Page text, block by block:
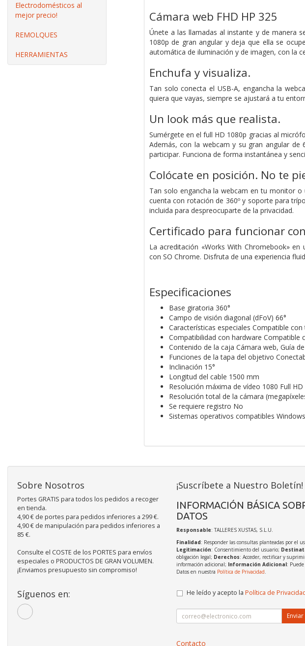
Electrodomésticos al
mejor precio!
REMOLQUES
HERRAMIENTAS
Cámara web FHD HP 325
Únete a las llamadas al instante y de manera
1080p de gran angular y deja que ella se
automática de iluminación y de imagen, con la
Enchufa y visualiza.
Tan solo conecta el USB-A, engancha la
quiera que vayas, siempre se ajustará a tu
Un look más que realista.
Sumérgete en el full HD 1080p gracias al
Además, con la webcam y su gran angular de
participar. Funciona de forma instantánea y
Colócate en posición. No te
Tan solo engancha la webcam en tu monitor
cuenta con rotación de 360º y soporte para
incluida para despreocuparte de la privacidad.
Certificado para funcionar
La acreditación «Works With Chromebook»
con SO Chrome. Disfruta de una experiencia
Especificaciones
Base giratoria 360°
Campo de visión diagonal (dFoV) 66°
Características especiales Compatible con
Compatibilidad con hardware Compatible
Contenido de la caja Cámara web, Guía
Funciones de la tapa del objetivo
Inclinación 15°
Longitud del cable 1500 mm
Resolución máxima de vídeo 1080 Full HD
Resolución total de la cámara
Se requiere registro No
Sistemas operativos compatibles
Sobre Nosotros
Portes GRATIS para todos los pedidos a recoger
en tienda.
4,90 € de portes para pedidos inferiores a 299 €.
4,90 € de manipulación para pedidos inferiores a
85 €.
Consulte el COSTE de los PORTES para envíos
especiales o PRODUCTOS DE GRAN VOLUMEN.
¡Enviamos presupuesto sin compromiso!
Síguenos en:
¡Suscríbete a Nuestro Boletín!
INFORMACIÓN BÁSICA
DATOS
Responsable: TALLERES XUSTAS, S.L.U.
Finalidad: Responder las consultas planteadas por el
Legitimación: Consentimiento del usuario;
obligación legal; Derechos: Acceder, rectificar y
información adicional; Información Adicional:
Datos en nuestra Política de Privacidad.
He leído y acepto la Política de
Enviar
Contacto